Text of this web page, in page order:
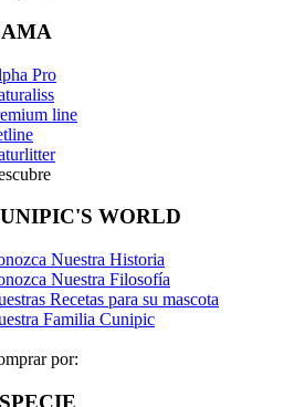
Pro
line
WORLD
Nuestra Historia
Nuestra Filosofía
Recetas para su mascota
Familia Cunipic
por: